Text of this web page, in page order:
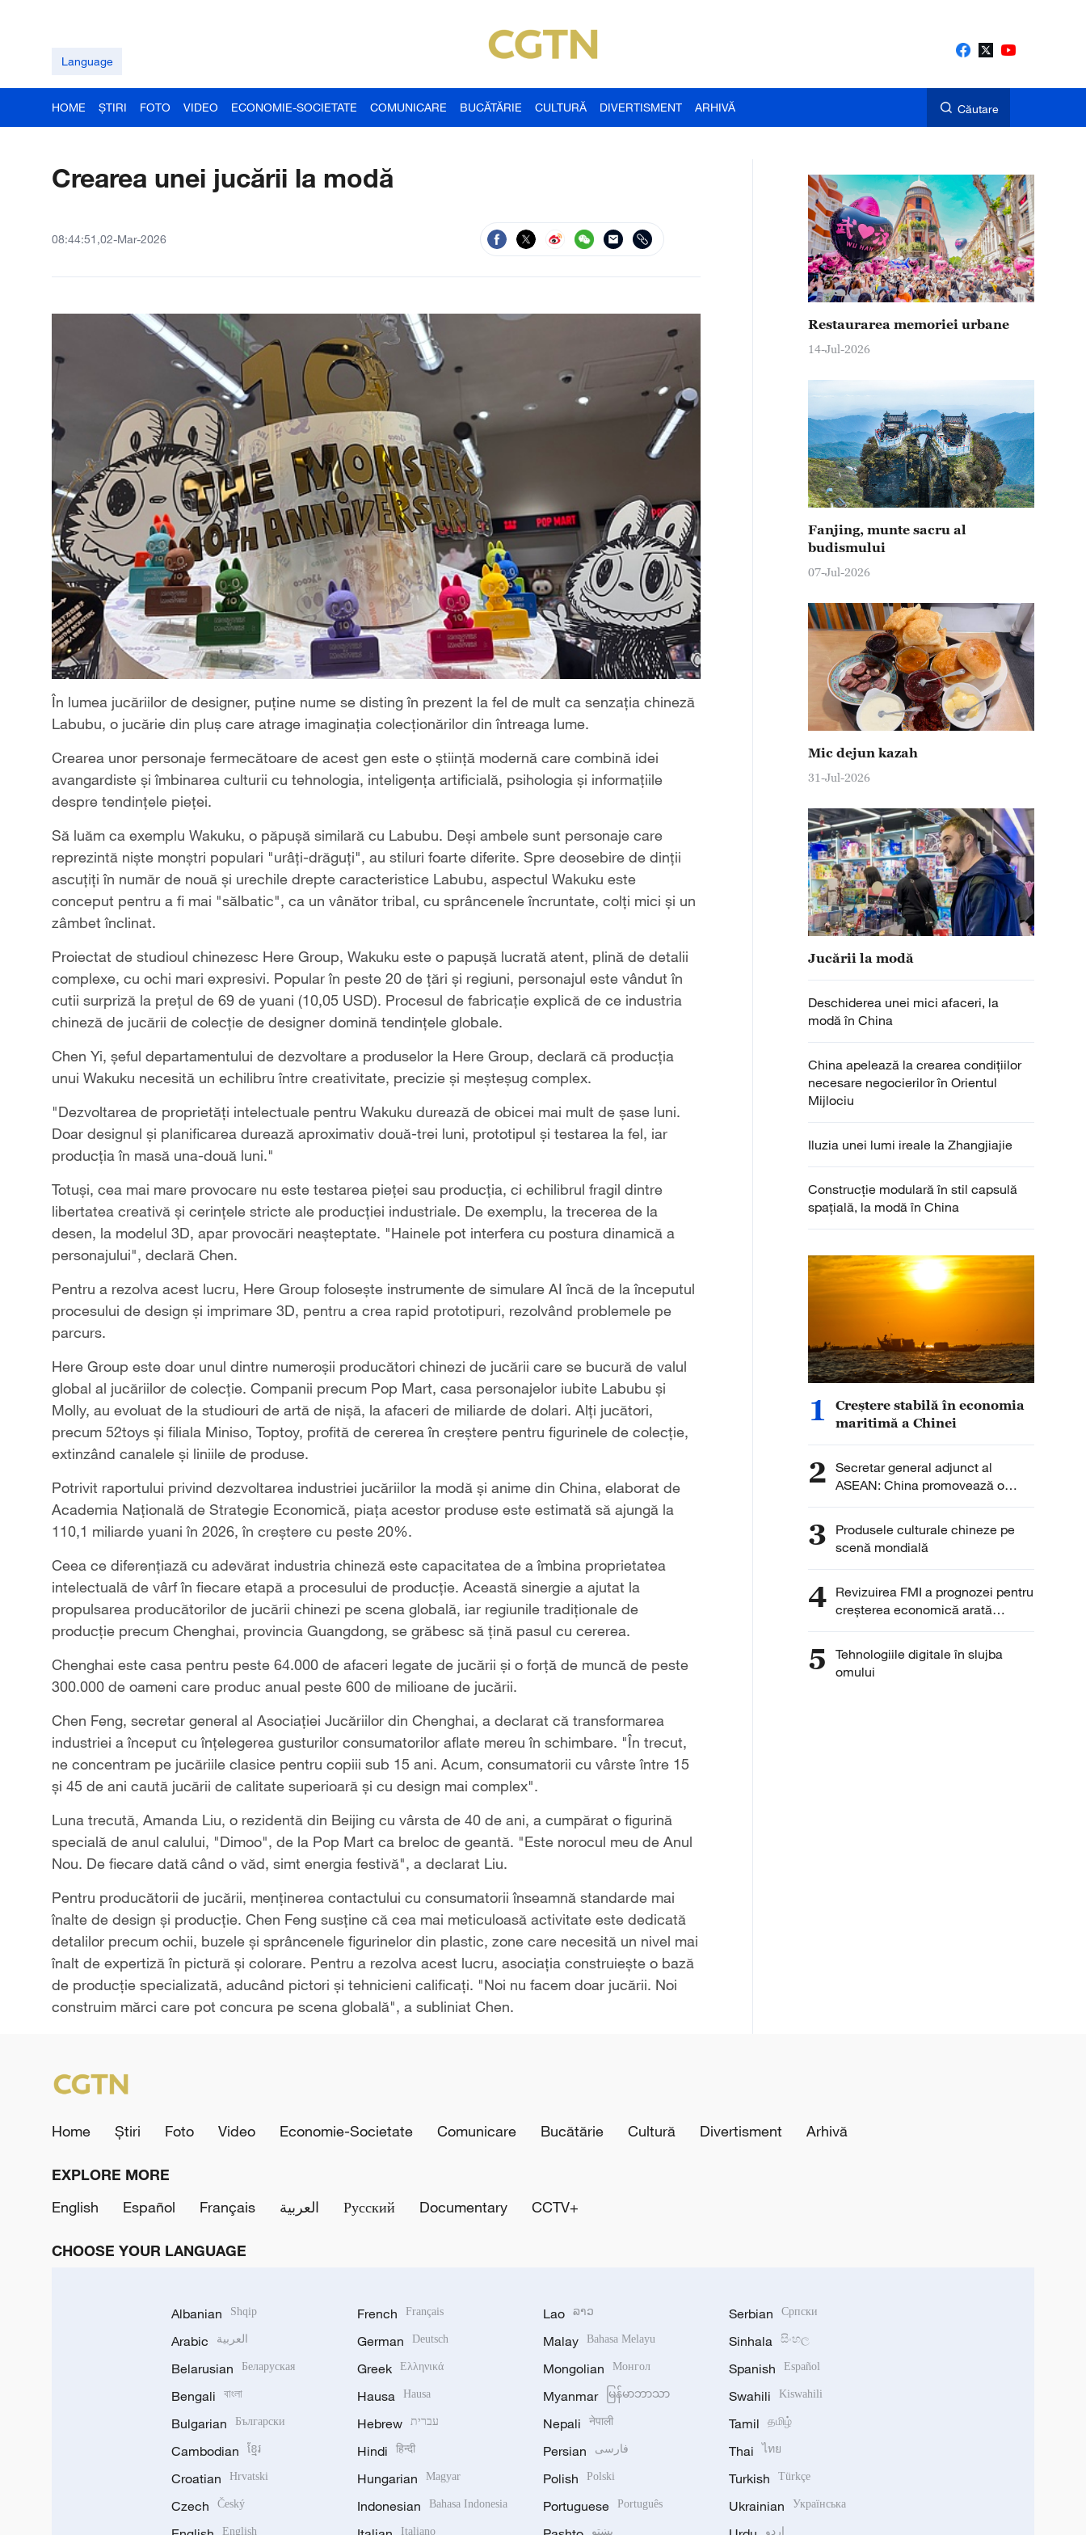
Language
HOME ȘTIRI FOTO VIDEO ECONOMIE-SOCIETATE COMUNICARE BUCĂTĂRIE CULTURĂ DIVERTISMENT ARHIVĂ Căutare
Crearea unei jucării la modă
08:44:51,02-Mar-2026
În lumea jucăriilor de designer, puține nume se disting în prezent la fel de mult ca senzația chineză
Labubu, o jucărie din pluș care atrage imaginația colecționărilor din întreaga lume.
Crearea unor personaje fermecătoare de acest gen este o știință modernă care combină idei
avangardiste și îmbinarea culturii cu tehnologia, inteligența artificială, psihologia și informațiile
despre tendințele pieței.
Să luăm ca exemplu Wakuku, o păpușă similară cu Labubu. Deși ambele sunt personaje care
reprezintă niște monștri populari "urâți-drăguți", au stiluri foarte diferite. Spre deosebire de dinții
ascuțiți în număr de nouă și urechile drepte caracteristice Labubu, aspectul Wakuku este
conceput pentru a fi mai "sălbatic", ca un vânător tribal, cu sprâncenele încruntate, colți mici și un
zâmbet înclinat.
Proiectat de studioul chinezesc Here Group, Wakuku este o papușă lucrată atent, plină de detalii
complexe, cu ochi mari expresivi. Popular în peste 20 de țări și regiuni, personajul este vândut în
cutii surpriză la prețul de 69 de yuani (10,05 USD). Procesul de fabricație explică de ce industria
chineză de jucării de colecție de designer domină tendințele globale.
Chen Yi, șeful departamentului de dezvoltare a produselor la Here Group, declară că producția
unui Wakuku necesită un echilibru între creativitate, precizie și meșteșug complex.
"Dezvoltarea de proprietăți intelectuale pentru Wakuku durează de obicei mai mult de șase luni.
Doar designul și planificarea durează aproximativ două-trei luni, prototipul și testarea la fel, iar
producția în masă una-două luni."
Totuși, cea mai mare provocare nu este testarea pieței sau producția, ci echilibrul fragil dintre
libertatea creativă și cerințele stricte ale producției industriale. De exemplu, la trecerea de la
desen, la modelul 3D, apar provocări neașteptate. "Hainele pot interfera cu postura dinamică a
personajului", declară Chen.
Pentru a rezolva acest lucru, Here Group folosește instrumente de simulare AI încă de la începutul
procesului de design și imprimare 3D, pentru a crea rapid prototipuri, rezolvând problemele pe
parcurs.
Here Group este doar unul dintre numeroșii producători chinezi de jucării care se bucură de valul
global al jucăriilor de colecție. Companii precum Pop Mart, casa personajelor iubite Labubu și
Molly, au evoluat de la studiouri de artă de nișă, la afaceri de miliarde de dolari. Alți jucători,
precum 52toys și filiala Miniso, Toptoy, profită de cererea în creștere pentru figurinele de colecție,
extinzând canalele și liniile de produse.
Potrivit raportului privind dezvoltarea industriei jucăriilor la modă și anime din China, elaborat de
Academia Națională de Strategie Economică, piața acestor produse este estimată să ajungă la
110,1 miliarde yuani în 2026, în creștere cu peste 20%.
Ceea ce diferențiază cu adevărat industria chineză este capacitatea de a îmbina proprietatea
intelectuală de vârf în fiecare etapă a procesului de producție. Această sinergie a ajutat la
propulsarea producătorilor de jucării chinezi pe scena globală, iar regiunile tradiționale de
producție precum Chenghai, provincia Guangdong, se grăbesc să țină pasul cu cererea.
Chenghai este casa pentru peste 64.000 de afaceri legate de jucării și o forță de muncă de peste
300.000 de oameni care produc anual peste 600 de milioane de jucării.
Chen Feng, secretar general al Asociației Jucăriilor din Chenghai, a declarat că transformarea
industriei a început cu înțelegerea gusturilor consumatorilor aflate mereu în schimbare. "În trecut,
ne concentram pe jucăriile clasice pentru copiii sub 15 ani. Acum, consumatorii cu vârste între 15
și 45 de ani caută jucării de calitate superioară și cu design mai complex".
Luna trecută, Amanda Liu, o rezidentă din Beijing cu vârsta de 40 de ani, a cumpărat o figurină
specială de anul calului, "Dimoo", de la Pop Mart ca breloc de geantă. "Este norocul meu de Anul
Nou. De fiecare dată când o văd, simt energia festivă", a declarat Liu.
Pentru producătorii de jucării, menținerea contactului cu consumatorii înseamnă standarde mai
înalte de design și producție. Chen Feng susține că cea mai meticuloasă activitate este dedicată
detalilor precum ochii, buzele și sprâncenele figurinelor din plastic, zone care necesită un nivel mai
înalt de expertiză în pictură și colorare. Pentru a rezolva acest lucru, asociația construiește o bază
de producție specializată, aducând pictori și tehnicieni calificați. "Noi nu facem doar jucării. Noi
construim mărci care pot concura pe scena globală", a subliniat Chen.
Restaurarea memoriei urbane
14-Jul-2026
Fanjing, munte sacru al
budismului
07-Jul-2026
Mic dejun kazah
31-Jul-2026
Jucării la modă
Deschiderea unei mici afaceri, la
modă în China
China apelează la crearea condițiilor
necesare negocierilor în Orientul
Mijlociu
Iluzia unei lumi ireale la Zhangjiajie
Construcție modulară în stil capsulă
spațială, la modă în China
1
Creștere stabilă în economia
maritimă a Chinei
2 Secretar general adjunct al
ASEAN: China promovează o
abordare constructivă în
3
Produsele culturale chineze pe
scenă mondială
4 Revizuirea FMI a prognozei pentru
creșterea economică arată
certitudinea dezvoltării Chinei
5
Tehnologiile digitale în slujba
omului
Home Știri Foto Video Economie-Societate Comunicare Bucătărie Cultură Divertisment Arhivă
EXPLORE MORE
English
Español Français العربية Русский Documentary CCTV+
CHOOSE YOUR LANGUAGE
Albanian Shqip
Arabic العربية
Belarusian Беларуская
Bengali বাংলা
Bulgarian Български
Cambodian ខ្មែរ
Croatian Hrvatski
Czech Český
English
French Français
German Deutsch
Greek Ελληνικά
Hausa Hausa
Hebrew עברית
Hindi हिन्दी
Hungarian Magyar
Indonesian Bahasa Indonesia
Italiano
Lao ລາວ
Malay Bahasa Melayu
Mongolian Монгол
Myanmar မြန်မာဘာသာ
Nepali नेपाली
Persian فارسی
Polish Polski
Portuguese Português
پښتو
Serbian Српски
Sinhala සිංහල
Spanish Español
Swahili Kiswahili
Tamil தமிழ்
Thai ไทย
Turkish Türkçe
Ukrainian Українська
اردو